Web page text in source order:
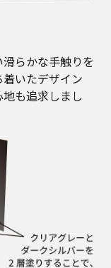
らかな手触りを
いたデザイン
も追求しまし